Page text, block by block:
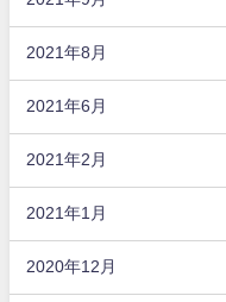
2021年8月
2021年6月
2021年2月
2021年1月
2020年12月